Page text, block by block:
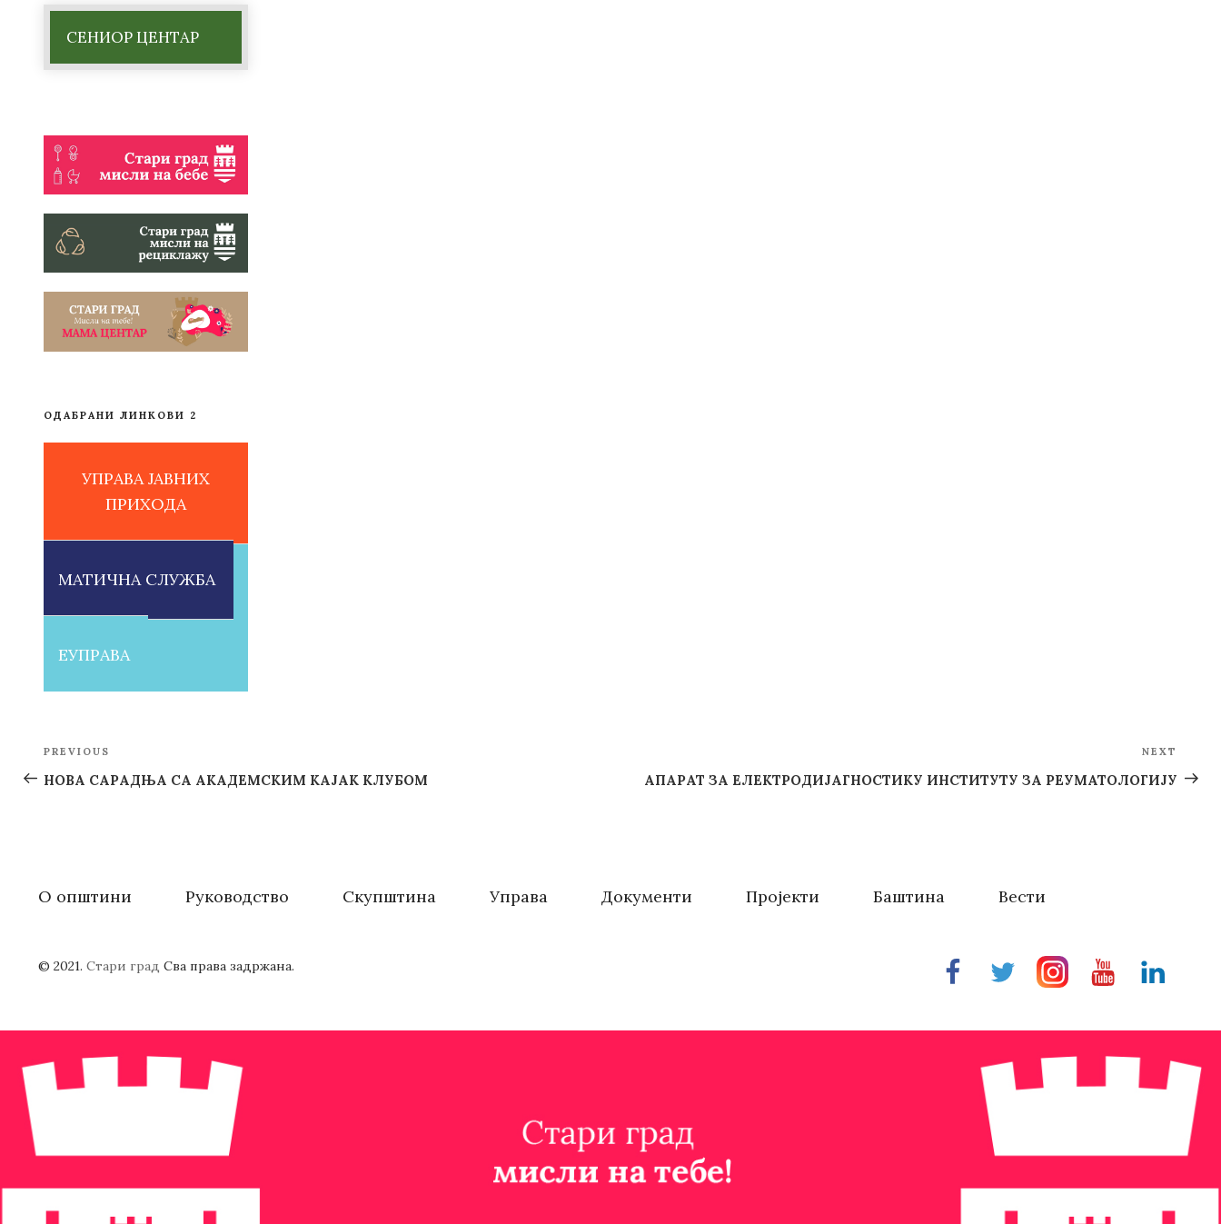
СЕНИОР ЦЕНТАР
ОДАБРАНИ ЛИНКОВИ 2
УПРАВА ЈАВНИХ
ПРИХОДА
МАТИЧНА СЛУЖБА
ЕУПРАВА
Post
navigation
Previous
Post
PREVIOUS
НОВА САРАДЊА СА АКАДЕМСКИМ КАЈАК КЛУБОМ
Post
NEXT
АПАРАТ ЗА ЕЛЕКТРОДИЈАГНОСТИКУ ИНСТИТУТУ ЗА РЕУМАТОЛОГИЈУ
О општини Руководство Скупштина Управа Документи Пројекти Баштина Вести
FacebookTwitterInstragramYoutubeLinkedin
© 2021. Стари град Сва права задржана.